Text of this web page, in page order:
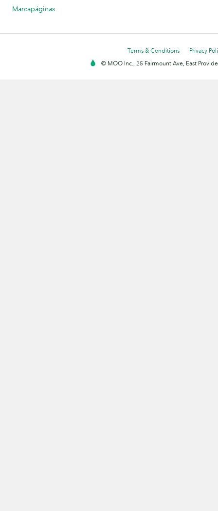
Marcapáginas
Terms & Conditions
Privacy
© MOO Inc., 25 Fairmount Ave, East